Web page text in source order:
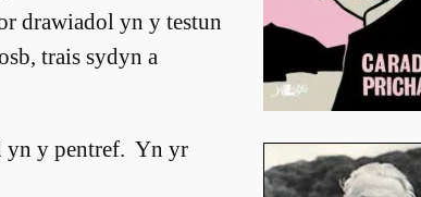
drawiadol yn y testun
trais sydyn a
yn y pentref. Yn yr